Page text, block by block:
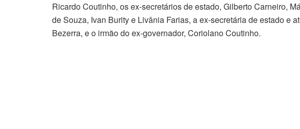
Ricardo Coutinho, os ex-secretários de estado, Gilberto Carneiro,
de Souza, Ivan Burity e Livânia Farias, a ex-secretária de estado e
Bezerra, e o irmão do ex-governador, Coriolano Coutinho.